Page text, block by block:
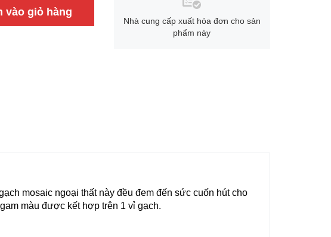
vào giỏ hàng
Nhà cung cấp xuất hóa đơn cho sản
phẩm này
mosaic ngoại thất này đều đem đến sức cuốn hút cho
màu được kết hợp trên 1 vỉ gạch.